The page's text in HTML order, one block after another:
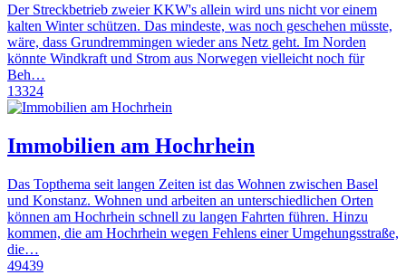
Der Streckbetrieb zweier KKW's allein wird uns nicht vor einem
kalten Winter schützen. Das mindeste, was noch geschehen müsste,
wäre, dass Grundremmingen wieder ans Netz geht. Im Norden
könnte Windkraft und Strom aus Norwegen vielleicht noch für
Beh…
13324
Immobilien am Hochrhein
Das Topthema seit langen Zeiten ist das Wohnen zwischen Basel
und Konstanz. Wohnen und arbeiten an unterschiedlichen Orten
können am Hochrhein schnell zu langen Fahrten führen. Hinzu
kommen, die am Hochrhein wegen Fehlens einer Umgehungsstraße,
die…
49439